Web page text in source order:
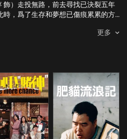
飾）走投無路，前去尋找已決裂五年
時，爲了生存和夢想已傷痕累累的方
在一起。
更多